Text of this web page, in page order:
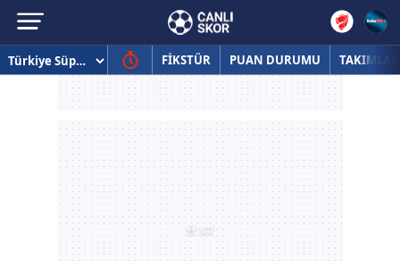
FİKSTÜR PUAN DURUMU TAKIMLAR